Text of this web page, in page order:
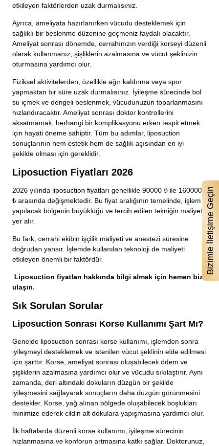
Bizimle İletişime Geçin
etkileyen faktörlerden uzak durmalısınız.
Ayrıca, ameliyata hazırlanırken vücudu desteklemek için
sağlıklı bir beslenme düzenine geçmeniz faydalı olacaktır.
Ameliyat sonrası dönemde, cerrahınızın verdiği korseyi düzenli
olarak kullanmanız, şişliklerin azalmasına ve vücut şeklinizin
oturmasına yardımcı olur.
Fiziksel aktivitelerden, özellikle ağır kaldırma veya spor
yapmaktan bir süre uzak durmalısınız. İyileşme sürecinde bol
su içmek ve dengeli beslenmek, vücudunuzun toparlanmasını
hızlandıracaktır. Ameliyat sonrası doktor kontrollerini
aksatmamak, herhangi bir komplikasyonu erken tespit etmek
için hayati öneme sahiptir. Tüm bu adımlar, liposuction
sonuçlarının hem estetik hem de sağlık açısından en iyi
şekilde olması için gereklidir.
Liposuction Fiyatları 2026
2026 yılında liposuction fiyatları genellikle 90000 ₺ ile 160000
₺ arasında değişmektedir. Bu fiyat aralığının temelinde, işlem
yapılacak bölgenin büyüklüğü ve tercih edilen tekniğin maliyeti
yer alır.
Bu fark, cerrahi ekibin işçilik maliyeti ve anestezi süresine
doğrudan yansır. İşlemde kullanılan teknoloji de maliyeti
etkileyen önemli bir faktördür.
Liposuction fiyatları hakkında bilgi almak için hemen bize
ulaşın.
Sık Sorulan Sorular
Liposuction Sonrası Korse Kullanımı Şart Mı?
Genelde liposuction sonrası korse kullanımı, işlemden sonra
iyileşmeyi desteklemek ve istenilen vücut şeklinin elde edilmesi
için şarttır. Korse, ameliyat sonrası oluşabilecek ödem ve
şişliklerin azalmasına yardımcı olur ve vücudu sıkılaştırır. Aynı
zamanda, deri altındaki dokuların düzgün bir şekilde
iyileşmesini sağlayarak sonuçların daha düzgün görünmesini
destekler. Korse, yağ alınan bölgede oluşabilecek boşlukları
minimize ederek cildin alt dokulara yapışmasına yardımcı olur.
İlk haftalarda düzenli korse kullanımı, iyileşme sürecinin
hızlanmasına ve konforun artmasına katkı sağlar. Doktorunuz,